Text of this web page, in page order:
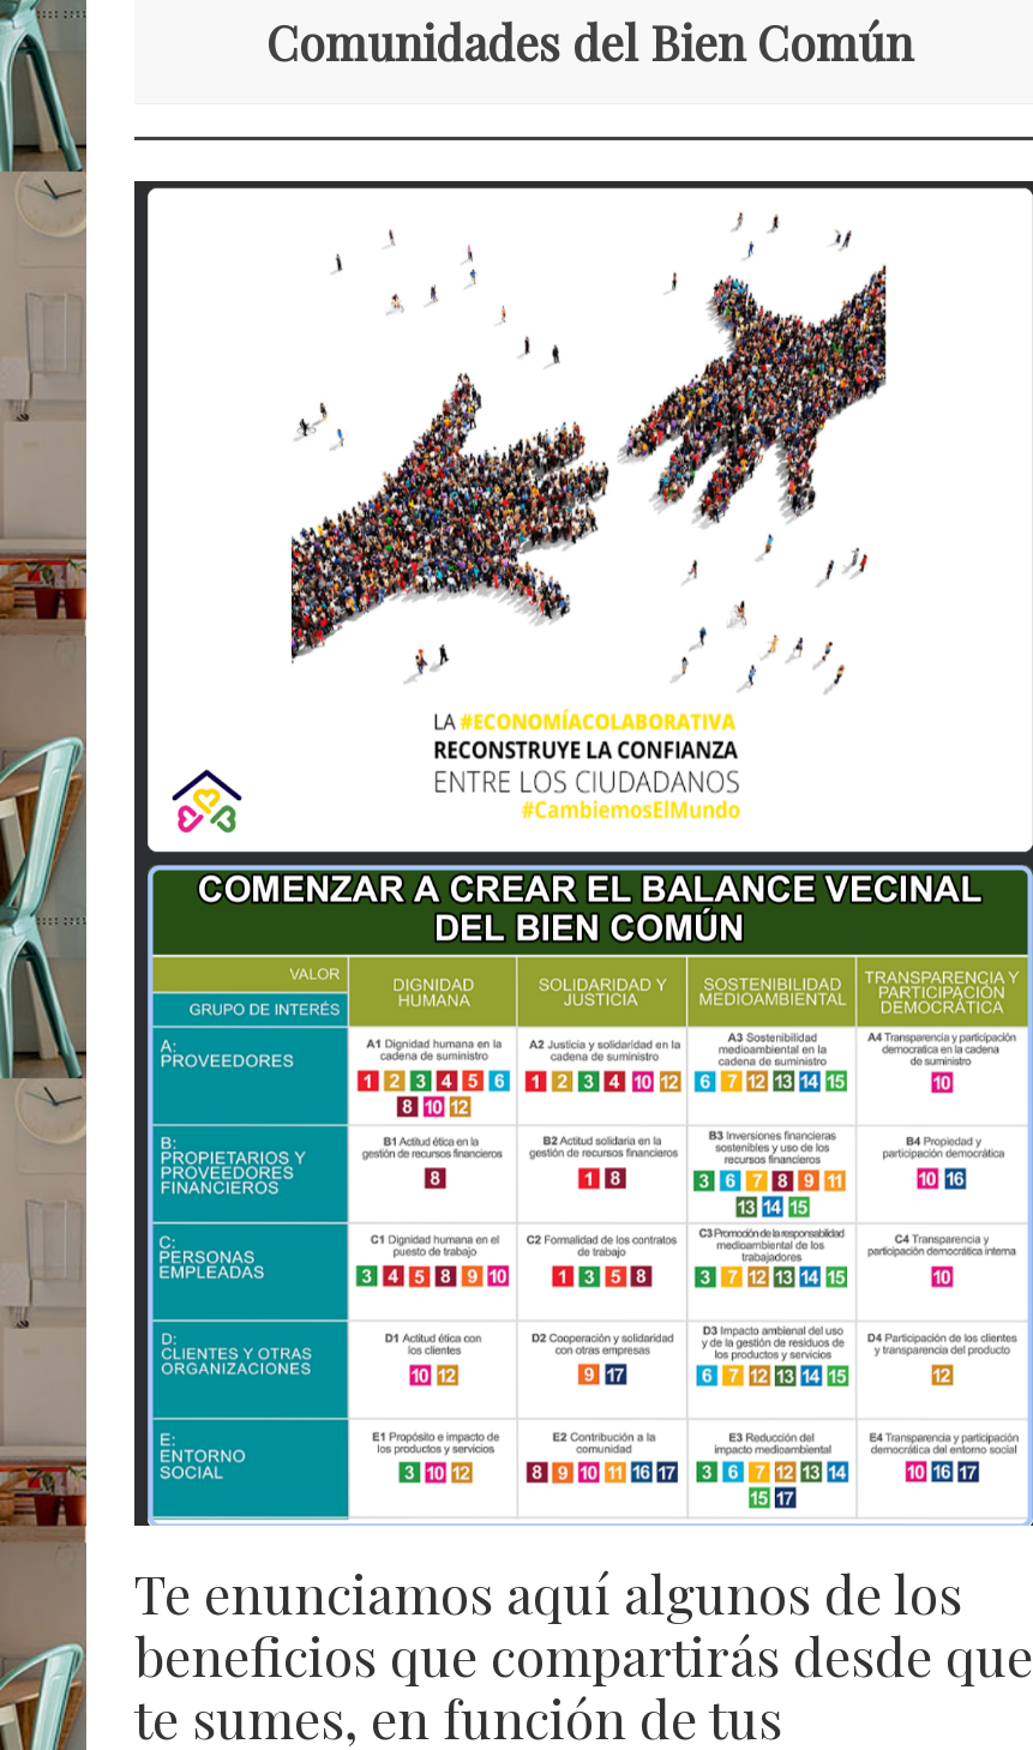
Comunidades del Bien Común
Te enunciamos aquí algunos de los
beneficios que compartirás desde que
te sumes, en función de tus